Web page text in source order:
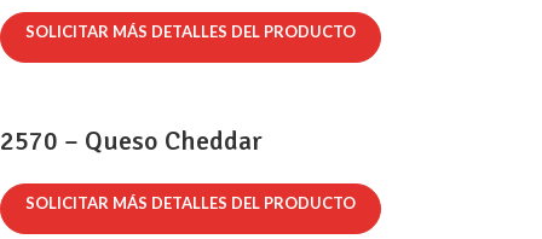
SOLICITAR MÁS DETALLES DEL PRODUCTO
2570 – Queso Cheddar
SOLICITAR MÁS DETALLES DEL PRODUCTO